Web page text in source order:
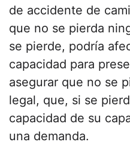
de accidente de
que no se pierda
se pierde, podría
capacidad para
asegurar que no se
legal, que, si se
capacidad de su
una demanda.